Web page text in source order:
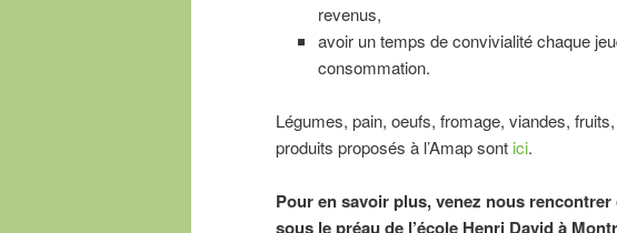
revenus,
avoir un temps de convivialité chaque
consommation.
Légumes, pain, oeufs, fromage, viandes,
produits proposés à l’Amap sont ici.
Pour en savoir plus, venez nous rencontrer
sous le préau de l’école Henri David à